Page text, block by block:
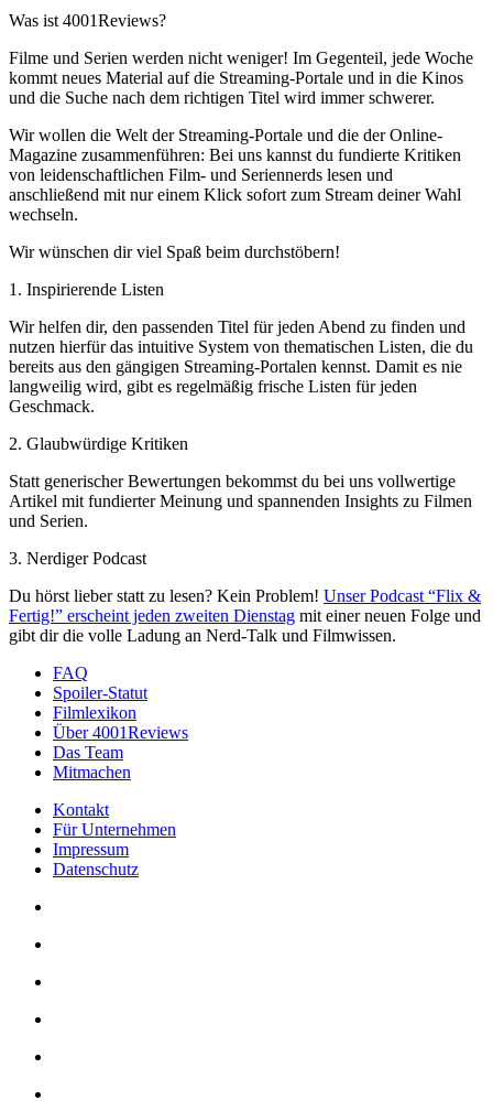
Was ist 4001Reviews?
Filme und Serien werden nicht weniger! Im Gegenteil, jede Woche
kommt neues Material auf die Streaming-Portale und in die Kinos
und die Suche nach dem richtigen Titel wird immer schwerer.
Wir wollen die Welt der Streaming-Portale und die der Online-
Magazine zusammenführen: Bei uns kannst du fundierte Kritiken
von leidenschaftlichen Film- und Seriennerds lesen und
anschließend mit nur einem Klick sofort zum Stream deiner Wahl
wechseln.
Wir wünschen dir viel Spaß beim durchstöbern!
1. Inspirierende Listen
Wir helfen dir, den passenden Titel für jeden Abend zu finden und
nutzen hierfür das intuitive System von thematischen Listen, die du
bereits aus den gängigen Streaming-Portalen kennst. Damit es nie
langweilig wird, gibt es regelmäßig frische Listen für jeden
Geschmack.
2. Glaubwürdige Kritiken
Statt generischer Bewertungen bekommst du bei uns vollwertige
Artikel mit fundierter Meinung und spannenden Insights zu Filmen
und Serien.
3. Nerdiger Podcast
Du hörst lieber statt zu lesen? Kein Problem! Unser Podcast “Flix &
Fertig!” erscheint jeden zweiten Dienstag mit einer neuen Folge und
gibt dir die volle Ladung an Nerd-Talk und Filmwissen.
FAQ
Spoiler-Statut
Filmlexikon
Über 4001Reviews
Das Team
Mitmachen
Kontakt
Für Unternehmen
Impressum
Datenschutz